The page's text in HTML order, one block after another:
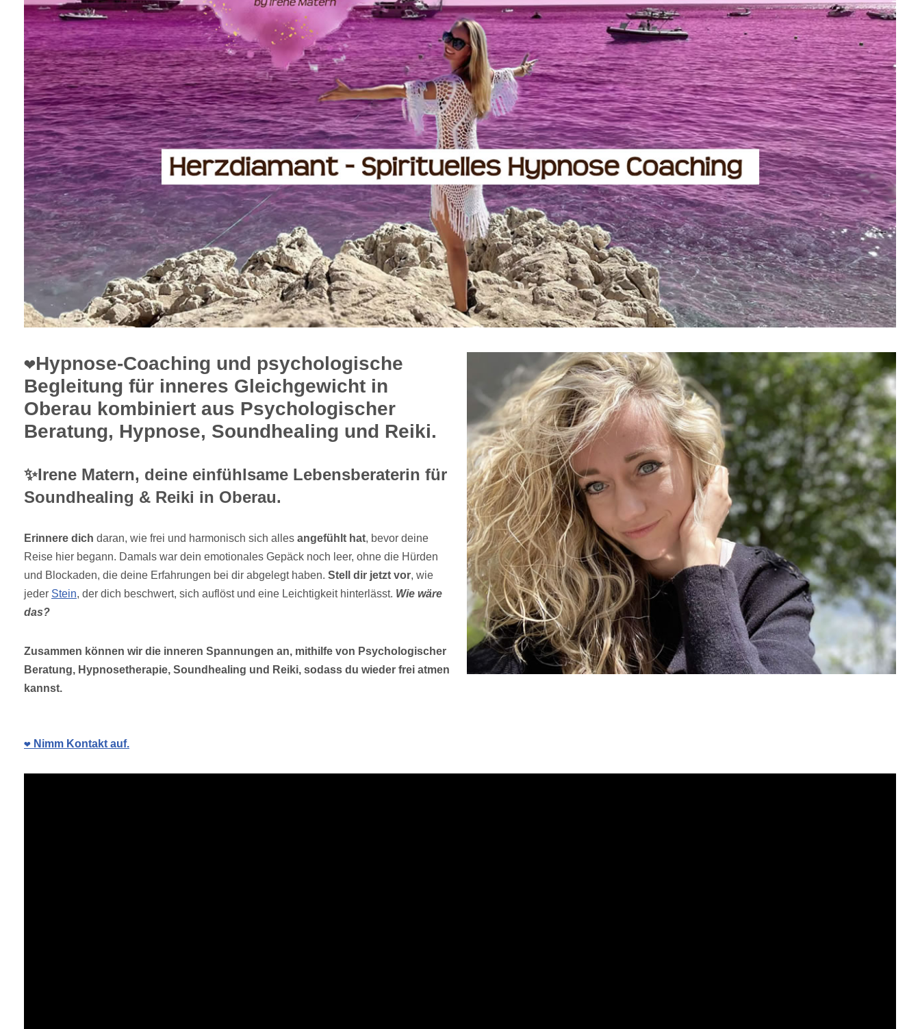
❤️Hypnose-Coaching und psychologische
Begleitung für inneres Gleichgewicht in
Oberau kombiniert aus Psychologischer
Beratung, Hypnose, Soundhealing und Reiki.
✨Irene Matern, deine einfühlsame Lebensberaterin für
Soundhealing & Reiki in Oberau.
Erinnere dich daran, wie frei und harmonisch sich alles angefühlt hat, bevor deine
Reise hier begann. Damals war dein emotionales Gepäck noch leer, ohne die Hürden
und Blockaden, die deine Erfahrungen bei dir abgelegt haben. Stell dir jetzt vor, wie
jeder Stein, der dich beschwert, sich auflöst und eine Leichtigkeit hinterlässt. Wie wäre
das?
Zusammen können wir die inneren Spannungen an, mithilfe von Psychologischer
Beratung, Hypnosetherapie, Soundhealing und Reiki, sodass du wieder frei atmen
kannst.
❤️ Nimm Kontakt auf.